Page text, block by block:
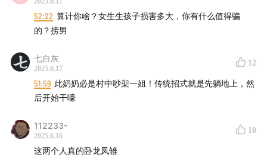
52:22 算计你啥？女生生孩子损害多大，你有什么值得骗
的？捞男
七白灰
2025.6.17
12
51:59 此奶奶必是村中吵架一姐！传统招式就是先躺地上，然
后开始干嚎
112233-
2025.6.16
10
这两个人真的卧龙凤雏